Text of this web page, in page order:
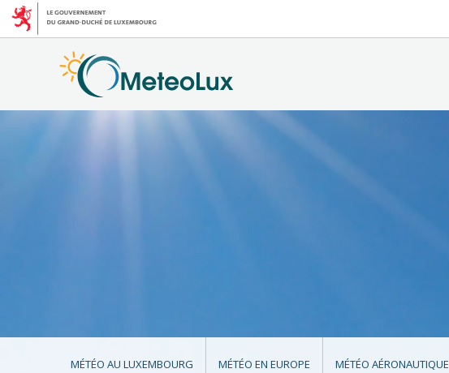
MÉTÉO AU LUXEMBOURG MÉTÉO EN EUROPE MÉTÉO AÉRONAUTIQUE